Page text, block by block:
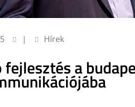
| Hírek
fejlesztés a